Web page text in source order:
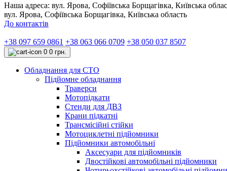
Наша адреса: вул. Ярова, Софіївська Борщагівка, Київська
вул. Ярова, Софіївська Борщагівка, Київська область
До контактів
+38 097 659 0861 +38 063 066 0709 +38 050 037 8507
0 0 грн.
Обладнання для СТО
Підйомне обладнання
Траверси
Мотопідкати
Стенди для ДВЗ
Крани підкатні
Трансмісійні стійки
Мотоциклетні підйомники
Підйомники автомобільні
Аксесуари для підйомників
Двостійкові автомобільні підйомники